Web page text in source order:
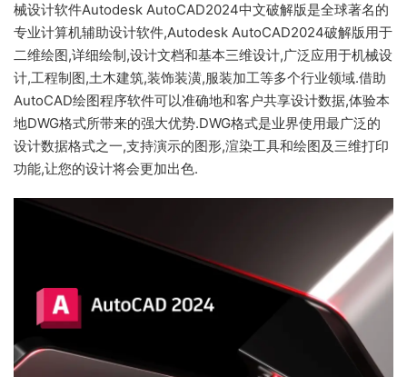
械设计软件Autodesk AutoCAD2024中文破解版是全球著名的
专业计算机辅助设计软件,Autodesk AutoCAD2024破解版用于
二维绘图,详细绘制,设计文档和基本三维设计,广泛应用于机械设
计,工程制图,土木建筑,装饰装潢,服装加工等多个行业领域.借助
AutoCAD绘图程序软件可以准确地和客户共享设计数据,体验本
地DWG格式所带来的强大优势.DWG格式是业界使用最广泛的
设计数据格式之一,支持演示的图形,渲染工具和绘图及三维打印
功能,让您的设计将会更加出色.